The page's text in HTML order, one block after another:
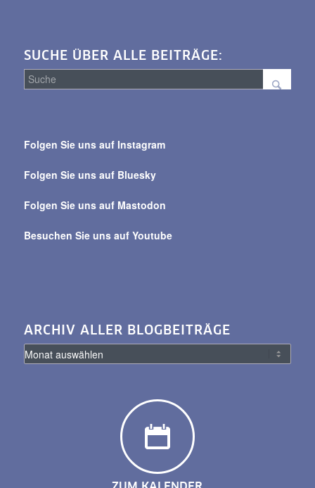
SUCHE ÜBER ALLE BEITRÄGE:
alle
Folgen Sie uns auf Instagram
Folgen Sie uns auf Bluesky
Folgen Sie uns auf Mastodon
Besuchen Sie uns auf Youtube
ARCHIV ALLER BLOGBEITRÄGE